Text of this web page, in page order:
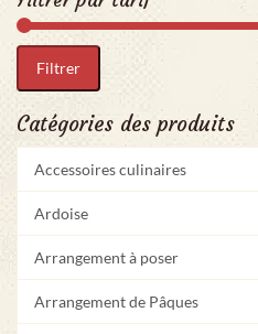
Filtrer
Catégories des produits
Accessoires culinaires
Ardoise
Arrangement à poser
Arrangement de Pâques